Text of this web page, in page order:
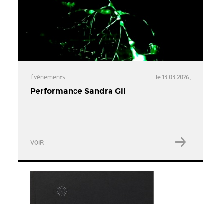
Évènements le 13.03.2026,
Performance Sandra Gil
VOIR